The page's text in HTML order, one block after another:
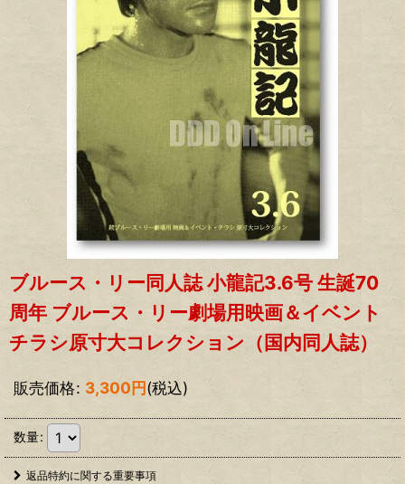
ブルース・リー同人誌 小龍記3.6号 生誕70
周年 ブルース・リー劇場用映画＆イベント
チラシ原寸大コレクション（国内同人誌）
販売価格: 3,300円(税込)
数量:
返品特約に関する重要事項